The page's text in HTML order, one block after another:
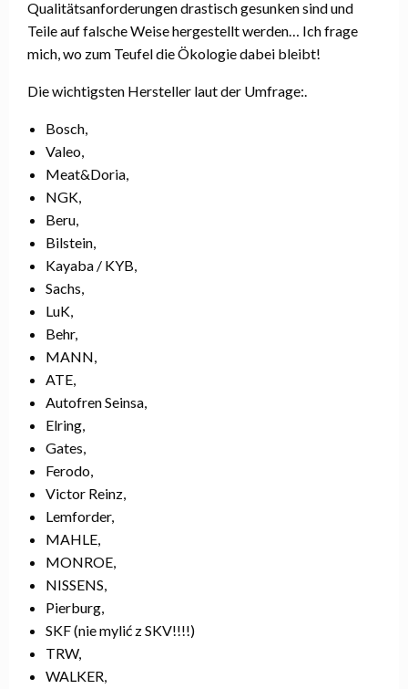
Qualitätsanforderungen drastisch gesunken sind und
Teile auf falsche Weise hergestellt werden… Ich frage
mich, wo zum Teufel die Ökologie dabei bleibt!
Die wichtigsten Hersteller laut der Umfrage:.
Bosch,
Valeo,
Meat&Doria,
NGK,
Beru,
Bilstein,
Kayaba / KYB,
Sachs,
LuK,
Behr,
MANN,
ATE,
Autofren Seinsa,
Elring,
Gates,
Ferodo,
Victor Reinz,
Lemforder,
MAHLE,
MONROE,
NISSENS,
Pierburg,
SKF (nie mylić z SKV!!!!)
TRW,
WALKER,